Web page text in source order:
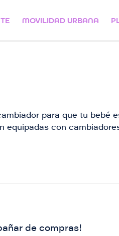
MOVILIDAD URBANA
para que tu bebé
con
de compras!